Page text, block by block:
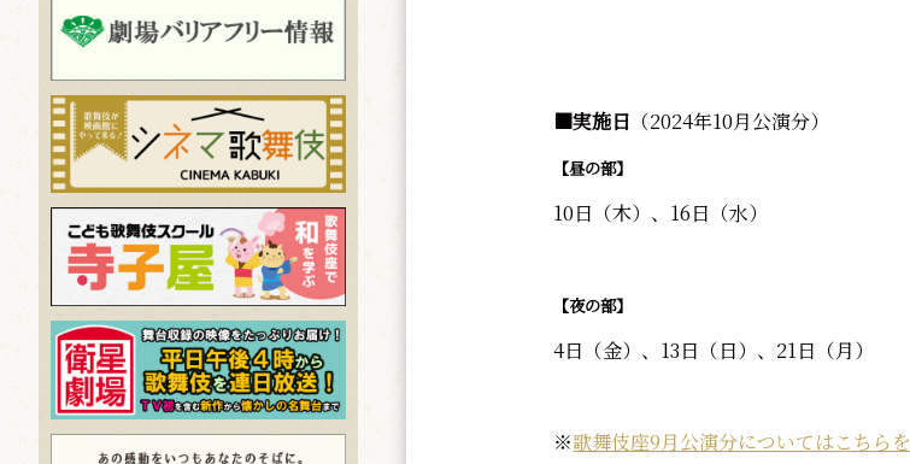
■実施日 （2024年10月公演分）
【昼の部】
10日（木）、16日（水）
【夜の部】
4日（金）、13日（日）、21日（月）
※歌舞伎座9月公演分についてはこちら